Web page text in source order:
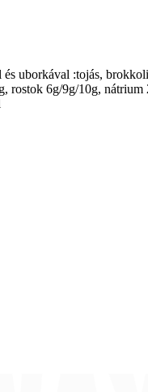
uborkával :tojás,
rostok 6g/9g/10g,